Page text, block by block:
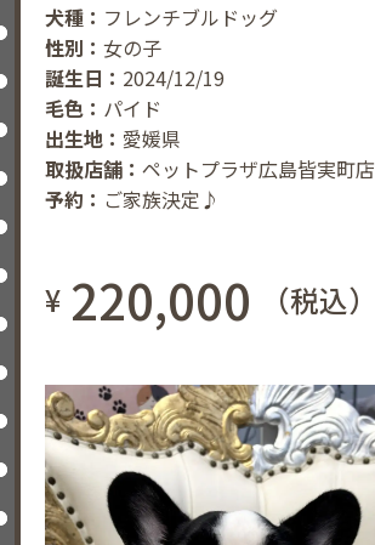
犬種： フレンチブルドッグ
性別： 女の子
誕生日： 2024/12/19
毛色： パイド
出生地： 愛媛県
取扱店舗： ペットプラザ広島皆実町店
予約： ご家族決定♪
¥ 220,000 （税込）